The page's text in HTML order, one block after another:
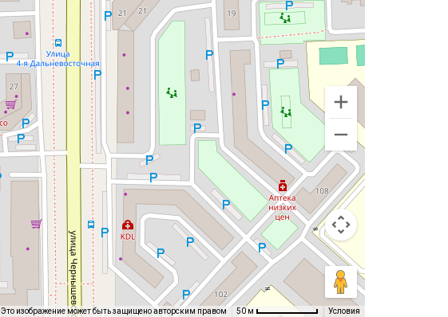
Это изображение может быть защищено авторским правом 50 м Условия